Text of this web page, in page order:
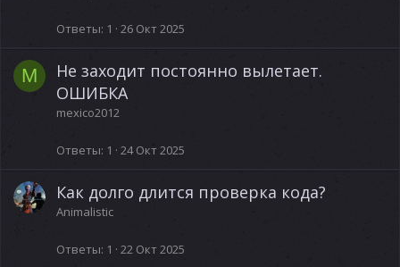
Ответы 1 26 Окт 2025
M
Не заходит постоянно вылетает.
ОШИБКА
mexico2012
Ответы 1 24 Окт 2025
Как долго длится проверка кода?
Animalistic
Ответы 1 22 Окт 2025